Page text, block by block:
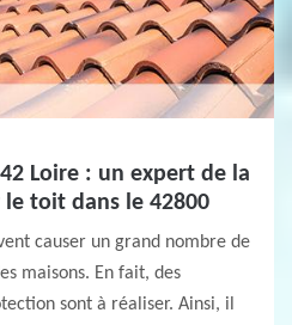
Loire : un expert de la
le toit dans le 42800
causer un grand nombre de
maisons. En fait, des
sont à réaliser. Ainsi, il